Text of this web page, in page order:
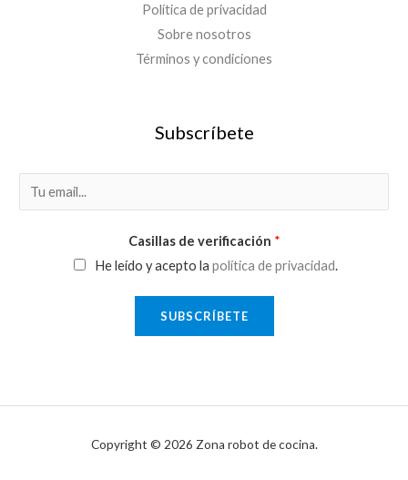
Política de privacidad
Sobre nosotros
Términos y condiciones
Subscríbete
m
Casillas de verificación *
He leído y acepto la política de privacidad.
SUBSCRÍBETE
Copyright © 2026 Zona robot de cocina.